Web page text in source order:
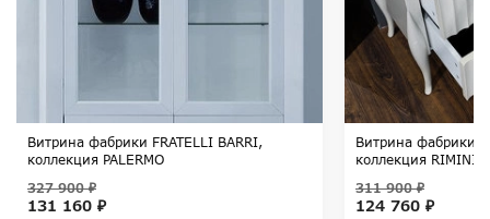
Витрина фабрики FRATELLI BARRI,
коллекция PALERMO
131 160 ₽
327 900 ₽
Витрина фабрики
коллекция RIMINI
124 760 ₽
311 900 ₽